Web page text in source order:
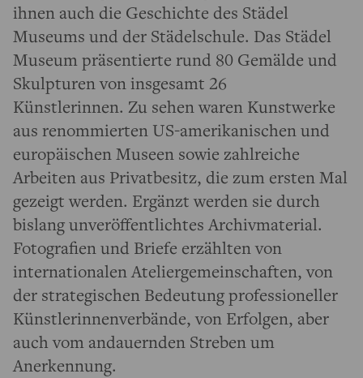
ihnen auch die Geschichte des Städel
Museums und der Städelschule. Das Städel
Museum präsentierte rund 80 Gemälde und
Skulpturen von insgesamt 26
Künstlerinnen. Zu sehen waren Kunstwerke
aus renommierten US-amerikanischen und
europäischen Museen sowie zahlreiche
Arbeiten aus Privatbesitz, die zum ersten Mal
gezeigt werden. Ergänzt werden sie durch
bislang unveröffentlichtes Archivmaterial.
Fotografien und Briefe erzählten von
internationalen Ateliergemeinschaften, von
der strategischen Bedeutung professioneller
Künstlerinnenverbände, von Erfolgen, aber
auch vom andauernden Streben um
Anerkennung.